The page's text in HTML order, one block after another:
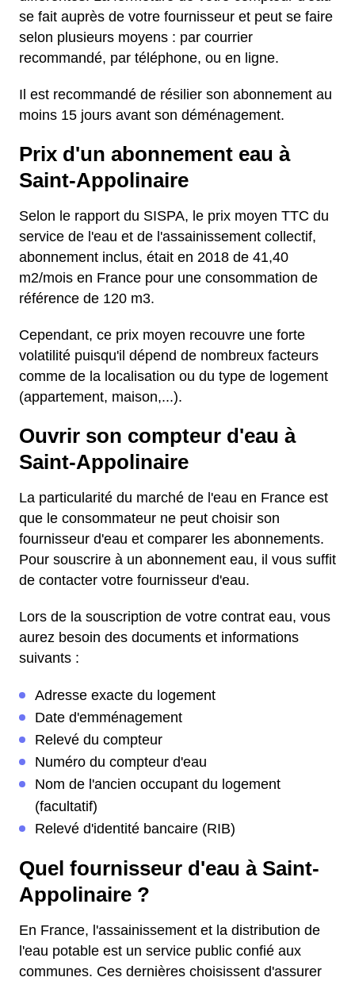
se fait auprès de votre fournisseur et peut se faire
selon plusieurs moyens : par courrier
recommandé, par téléphone, ou en ligne.
Il est recommandé de résilier son abonnement au
moins 15 jours avant son déménagement.
Prix d'un abonnement eau à
Saint-Appolinaire
Selon le rapport du SISPA, le prix moyen TTC du
service de l'eau et de l'assainissement collectif,
abonnement inclus, était en 2018 de 41,40
m2/mois en France pour une consommation de
référence de 120 m3.
Cependant, ce prix moyen recouvre une forte
volatilité puisqu'il dépend de nombreux facteurs
comme de la localisation ou du type de logement
(appartement, maison,...).
Ouvrir son compteur d'eau à
Saint-Appolinaire
La particularité du marché de l'eau en France est
que le consommateur ne peut choisir son
fournisseur d'eau et comparer les abonnements.
Pour souscrire à un abonnement eau, il vous suffit
de contacter votre fournisseur d'eau.
Lors de la souscription de votre contrat eau, vous
aurez besoin des documents et informations
suivants :
Adresse exacte du logement
Date d'emménagement
Relevé du compteur
Numéro du compteur d'eau
Nom de l'ancien occupant du logement
(facultatif)
Relevé d'identité bancaire (RIB)
Quel fournisseur d'eau à Saint-
Appolinaire ?
En France, l'assainissement et la distribution de
l'eau potable est un service public confié aux
communes. Ces dernières choisissent d'assurer